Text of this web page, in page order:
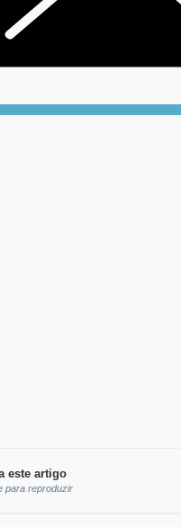
este artigo
para reproduzir